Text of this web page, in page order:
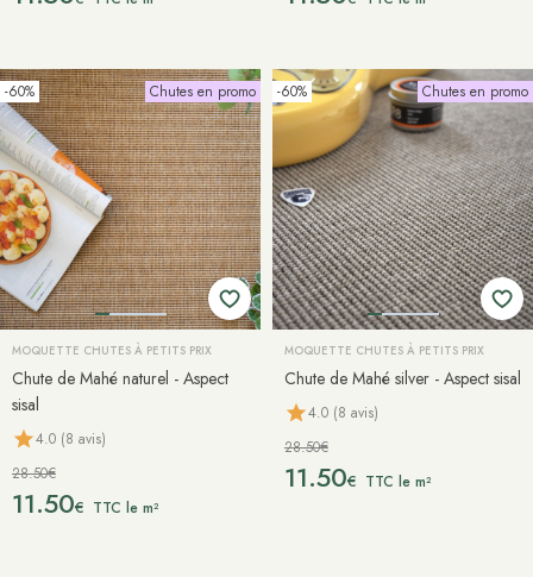
-60% Chutes en promo
MOQUETTE CHUTES À PETITS PRIX
Chute de Mahé naturel - Aspect
sisal
4.0 (8 avis)
28.50€
11.50€ TTC le m²
-60% Chutes en promo
MOQUETTE CHUTES À PETITS PRIX
Chute de Mahé silver - Aspect sisal
4.0 (8 avis)
28.50€
11.50€ TTC le m²